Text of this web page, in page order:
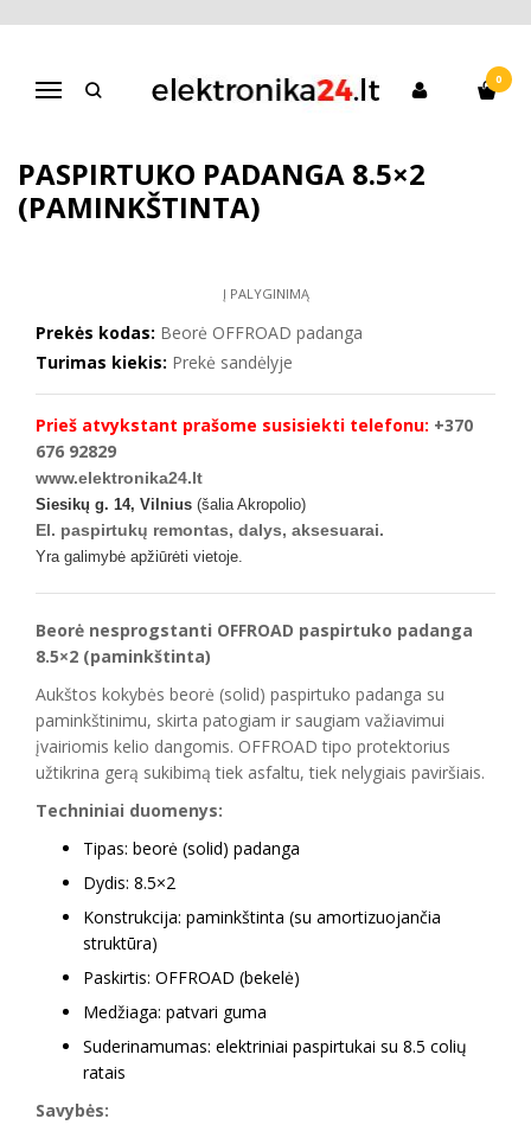
Navigacija
0
Pagrindinis
Elektrinų paspirtukų atsarginės dalys
(paminkštinta)
PASPIRTUKO PADANGA 8.5×2
(PAMINKŠTINTA)
Į PALYGINIMĄ
Prekės kodas: Beorė OFFROAD padanga
Turimas kiekis: Prekė sandėlyje
Prieš atvykstant prašome susisiekti telefonu: +370
676 92829
www.elektronika24.lt
Siesikų g. 14, Vilnius (šalia Akropolio)
El. paspirtukų remontas, dalys, aksesuarai.
Yra galimybė apžiūrėti vietoje.
Beorė nesprogstanti OFFROAD paspirtuko padanga
8.5×2 (paminkštinta)
Aukštos kokybės beorė (solid) paspirtuko padanga su
paminkštinimu, skirta patogiam ir saugiam važiavimui
įvairiomis kelio dangomis. OFFROAD tipo protektorius
užtikrina gerą sukibimą tiek asfaltu, tiek nelygiais paviršiais.
Techniniai duomenys:
Tipas: beorė (solid) padanga
Dydis: 8.5×2
Konstrukcija: paminkštinta (su amortizuojančia
struktūra)
Paskirtis: OFFROAD (bekelė)
Medžiaga: patvari guma
Suderinamumas: elektriniai paspirtukai su 8.5 colių
ratais
Savybės: